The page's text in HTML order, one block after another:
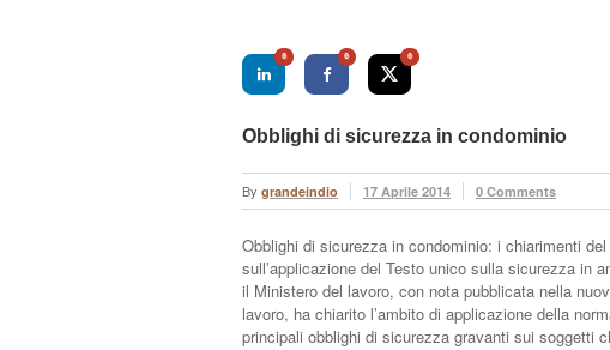
0 0 0
Obblighi di sicurezza in condominio
By grandeindio 17 Aprile 2014 0 Comments
Obblighi di sicurezza in condominio: i chiarimenti
sull’applicazione del Testo unico sulla sicurezza in
il Ministero del lavoro, con nota pubblicata nella
lavoro, ha chiarito l’ambito di applicazione della
principali obblighi di sicurezza gravanti sui soggetti